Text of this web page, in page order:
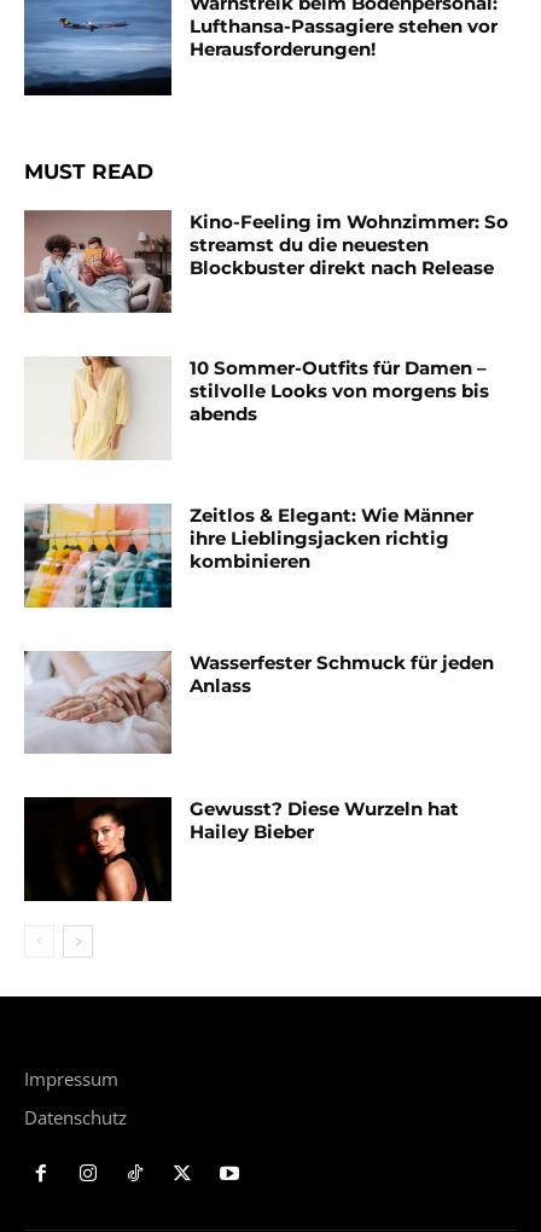
Lufthansa-Passagiere stehen vor
Herausforderungen!
MUST READ
Kino-Feeling im Wohnzimmer: So
streamst du die neuesten
Blockbuster direkt nach Release
10 Sommer-Outfits für Damen –
stilvolle Looks von morgens bis
abends
Zeitlos & Elegant: Wie Männer
ihre Lieblingsjacken richtig
kombinieren
Wasserfester Schmuck für jeden
Anlass
Gewusst? Diese Wurzeln hat
Hailey Bieber
Impressum
Datenschutz